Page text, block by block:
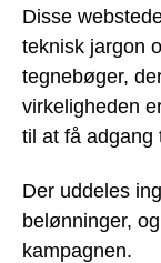
Disse
teknisk jargon
tegnebøger,
virkeligheden
til at få adgang
Der uddeles
belønninger,
kampagnen.